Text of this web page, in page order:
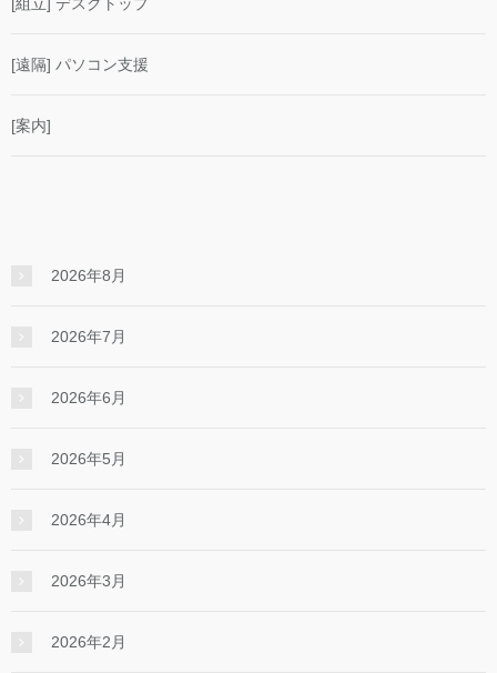
[遠隔] パソコン支援
[案内]
2026年8月
2026年7月
2026年6月
2026年5月
2026年4月
2026年3月
2026年2月